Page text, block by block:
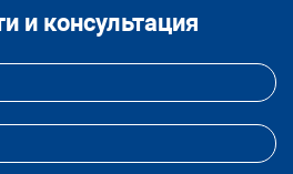
и консультация